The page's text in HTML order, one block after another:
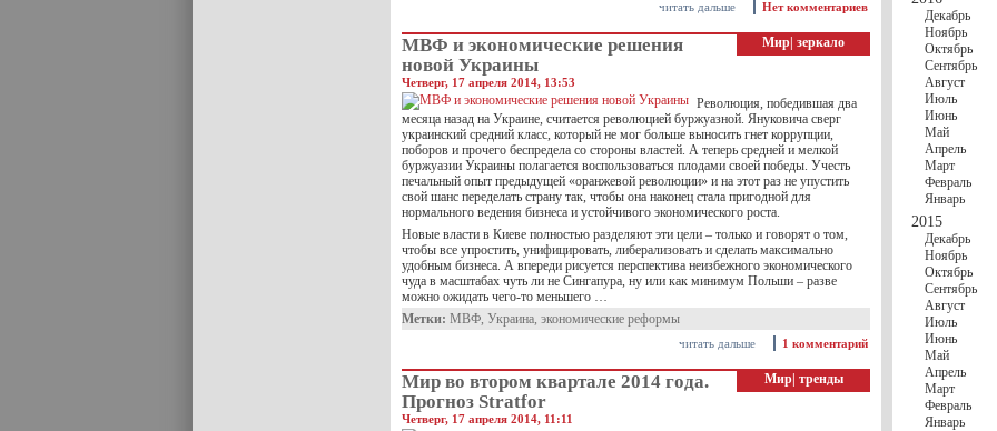
Нет комментариев
читать дальше
Мир зеркало
МВФ и экономические решения
новой Украины
Четверг, 17 апреля 2014, 13:53
Революция, победившая два
месяца назад на Украине, считается революцией буржуазной. Януковича сверг
украинский средний класс, который не мог больше выносить гнет коррупции,
поборов и прочего беспредела со стороны властей. А теперь средней и мелкой
буржуазии Украины полагается воспользоваться плодами своей победы. Учесть
печальный опыт предыдущей «оранжевой революции» и на этот раз не упустить
свой шанс переделать страну так, чтобы она наконец стала пригодной для
нормального ведения бизнеса и устойчивого экономического роста.
Новые власти в Киеве полностью разделяют эти цели – только и говорят о том,
чтобы все упростить, унифицировать, либерализовать и сделать максимально
удобным бизнеса. А впереди рисуется перспектива неизбежного экономического
чуда в масштабах чуть ли не Сингапура, ну или как минимум Польши – разве
можно ожидать чего-то меньшего …
Метки: МВФ, Украина, экономические реформы
1 комментарий
читать дальше
Мир| тренды
Мир во втором квартале 2014 года.
Прогноз Stratfor
Четверг, 17 апреля 2014, 11:11
Декабрь
Ноябрь
Октябрь
Сентябрь
Август
Июль
Июнь
Май
Апрель
Март
Февраль
Январь
2015
Декабрь
Ноябрь
Октябрь
Сентябрь
Август
Июль
Июнь
Май
Апрель
Март
Февраль
Январь